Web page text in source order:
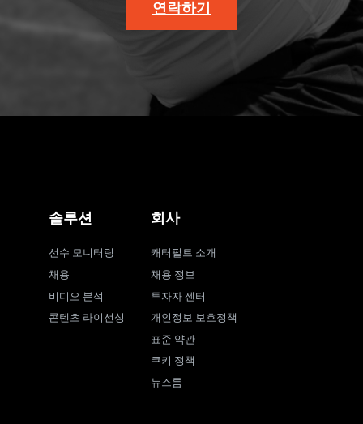
연락하기
솔루션
선수 모니터링
채용
비디오 분석
콘텐츠 라이선싱
회사
캐터펄트 소개
채용 정보
투자자 센터
개인정보 보호정책
표준 약관
쿠키 정책
뉴스룸